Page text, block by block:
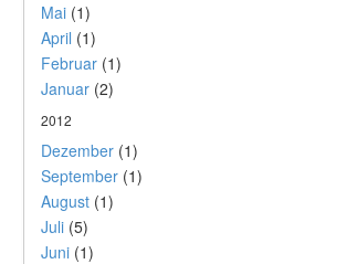
Mai (1)
April (1)
Februar (1)
Januar (2)
2012
Dezember (1)
September (1)
August (1)
Juli (5)
Juni (1)